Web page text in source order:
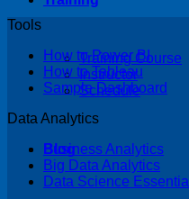
Training Course
Instructor
Schedule
Blog
Tools
How to Power BI
How to Tableau
Sample Dashboard
Data Analytics
Business Analytics
Big Data Analytics
Data Science Essential